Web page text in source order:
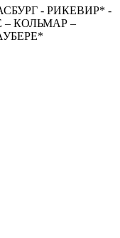
- РИКЕВИР* -
КОЛЬМАР –